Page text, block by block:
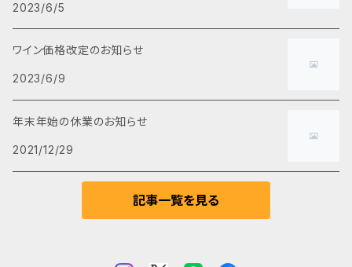
甘口ワイン
ノンアルコール
2023/6/5
ワイン価格改定のお知らせ
2023/6/9
年末年始の休業のお知らせ
2021/12/29
記事一覧を見る